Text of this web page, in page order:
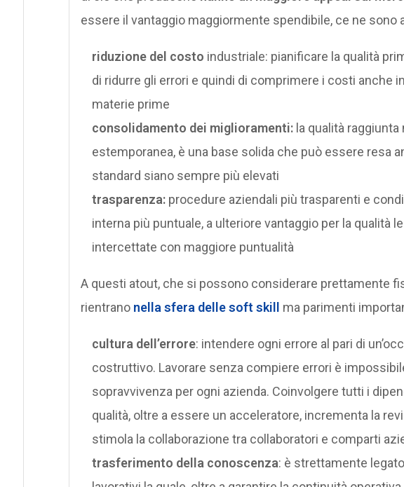
essere il vantaggio maggiormente spendibile, ce ne sono
riduzione del costo industriale: pianificare la qualità
di ridurre gli errori e quindi di comprimere i costi anche
materie prime
consolidamento dei miglioramenti: la qualità
estemporanea, è una base solida che può essere resa
standard siano sempre più elevati
trasparenza:procedure aziendali più trasparenti e
interna più puntuale, a ulteriore vantaggio per la qualità
intercettate con maggiore puntualità
A questi atout, che si possono considerare prettamente
rientrano nella sfera delle soft skill ma parimenti
cultura dell’errore: intendere ogni errore al pari di
costruttivo. Lavorare senza compiere errori è
sopravvivenza per ogni azienda. Coinvolgere tutti i
qualità, oltre a essere un acceleratore, incrementa la
stimola la collaborazione tra collaboratori e comparti
trasferimento della conoscenza: è strettamente